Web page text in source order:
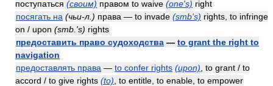
поступаться (своим) правом to waive (one's) right
посягать на (чьи-л.) права — to invade (smb's) rights, to infringe
on / upon (smb.'s) rights
предоставить право судоходства — to grant the right to
navigation
предоставлять права — to confer rights (upon) , to grant / to
accord / to give rights (to) , to entitle, to enable, to empower